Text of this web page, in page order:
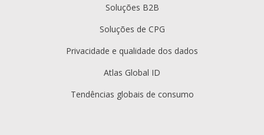
Soluções B2B
Soluções de CPG
Privacidade e qualidade dos dados
Atlas Global ID
Tendências globais de consumo